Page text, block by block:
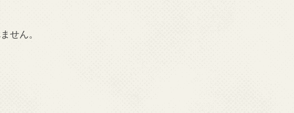
せん。